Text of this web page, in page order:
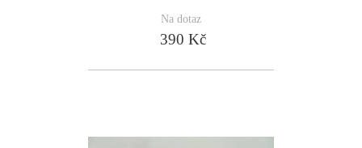
Na dotaz
390 Kč